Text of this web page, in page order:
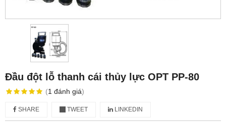
Đầu đột lỗ thanh cái thủy lực OPT PP-80
(1 đánh giá)
SHARE TWEET LINKEDIN